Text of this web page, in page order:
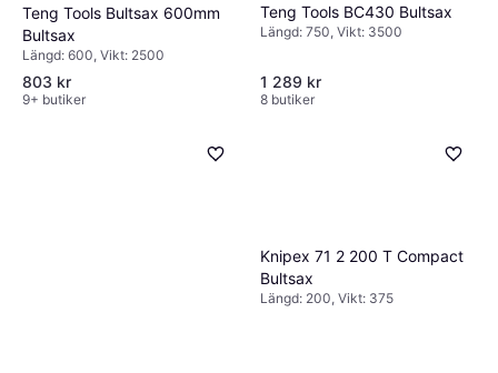
Teng Tools Bultsax 600mm
Bultsax
Längd: 600, Vikt: 2500
803 kr
9+ butiker
Teng Tools BC430 Bultsax
Längd: 750, Vikt: 3500
1 289 kr
8 butiker
Knipex 71 2 200 T Compact
Bultsax
Längd: 200, Vikt: 375